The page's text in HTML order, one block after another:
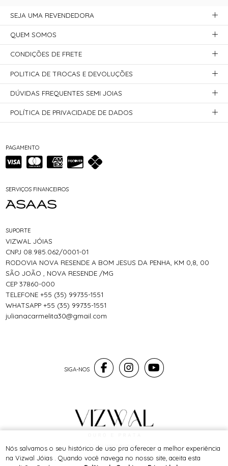
PAGAMENTO
SERVIÇOS FINANCEIROS
SUPORTE
VIZWAL JÓIAS
CNPJ 08.985.062/0001-01
RODOVIA NOVA RESENDE A BOM JESUS DA PENHA, KM 0,8, 00
SÃO JOÃO , NOVA RESENDE /MG
CEP 37860-000
TELEFONE +55 (35) 99735-1551
WHATSAPP +55 (35) 99735-1551
julianacarmelita30@gmail.com
SEJA UMA REVENDEDORA
QUEM SOMOS
CONDIÇÕES DE FRETE
POLITICA DE TROCAS E DEVOLUÇÕES
DÚVIDAS FREQUENTES SEMI JOIAS
POLÍTICA DE PRIVACIDADE DE DADOS
® TODOS DIREITOS RESERVADOS
Nós salvamos o seu histórico de uso pra oferecer a melhor experiência
na Vizwal Jóias . Quando você navega no nosso site, aceita esta